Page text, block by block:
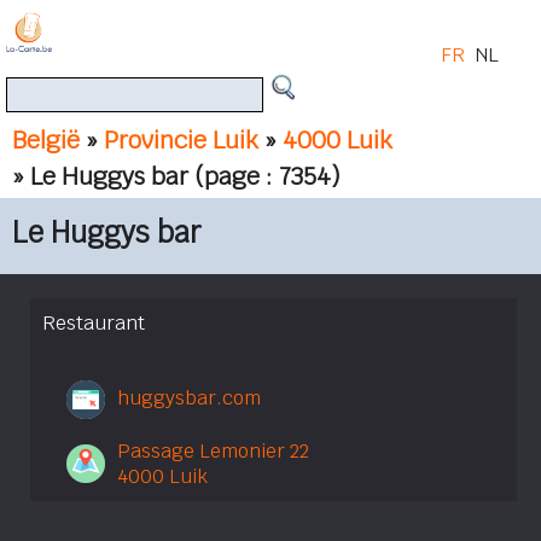
België » Provincie Luik» 4000 Luik
» Le Huggys bar (page : 7354)
FR NL
Le Huggys bar
Restaurant
huggysbar.com
Passage Lemonier 22
4000 Luik